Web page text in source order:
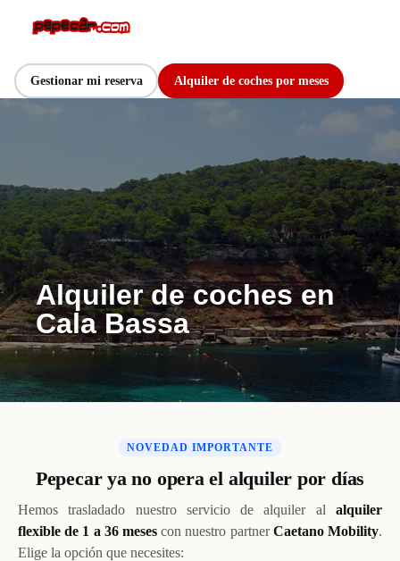
Gestionar mi reserva Alquiler de coches por meses
Alquiler de coches en
Cala Bassa
NOVEDAD IMPORTANTE
Pepecar ya no opera el alquiler por días
Hemos trasladado nuestro servicio de alquiler al alquiler
flexible de 1 a 36 meses con nuestro partnerCaetano Mobility.
Elige la opción que necesites: